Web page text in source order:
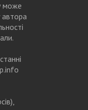
може
автора